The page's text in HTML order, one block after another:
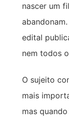
nascer um
edital
nem todos
O sujeito
mais
mas